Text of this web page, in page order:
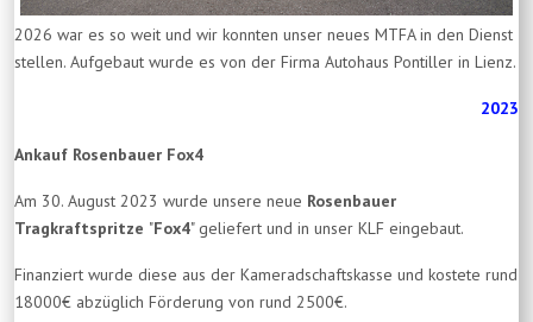
2026 war es so weit und wir konnten unser neues MTFA in den Dienst
stellen. Aufgebaut wurde es von der Firma Autohaus Pontiller in Lienz.
2023
Ankauf Rosenbauer Fox4
Am 30. August 2023 wurde unsere neue Rosenbauer
Tragkraftspritze "Fox4" geliefert und in unser KLF eingebaut.
Finanziert wurde diese aus der Kameradschaftskasse und kostete rund
18000€ abzüglich Förderung von rund 2500€.